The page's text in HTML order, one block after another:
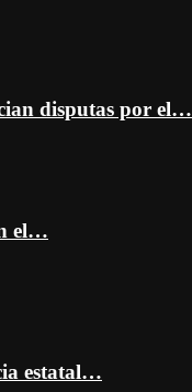
disputas por el…
el…
estatal…